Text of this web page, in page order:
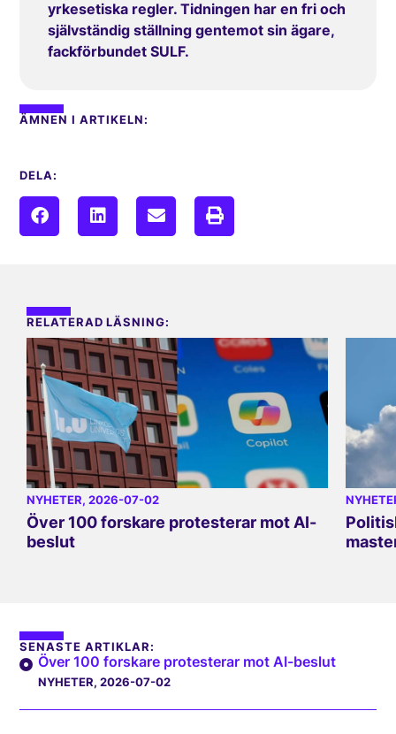
yrkesetiska regler. Tidningen har en fri och
självständig ställning gentemot sin ägare,
fackförbundet SULF.
ÄMNEN I ARTIKELN:
DELA:
RELATERAD LÄSNING:
NYHETER, 2026-07-02
Över 100 forskare protesterar mot AI-
beslut
SENASTE ARTIKLAR:
Över 100 forskare protesterar mot AI-beslut
NYHETER, 2026-07-02